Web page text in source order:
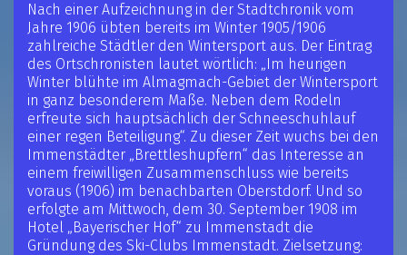
Nach einer Aufzeichnung in der Stadtchronik vom
Jahre 1906 übten bereits im Winter 1905/1906
zahlreiche Städtler den Wintersport aus. Der Eintrag
des Ortschronisten lautet wörtlich: „Im heurigen
Winter blühte im Almagmach-Gebiet der Wintersport
in ganz besonderem Maße. Neben dem Rodeln
erfreute sich hauptsächlich der Schneeschuhlauf
einer regen Beteiligung“. Zu dieser Zeit wuchs bei den
Immenstädter „Brettleshupfern“ das Interesse an
einem freiwilligen Zusammenschluss wie bereits
voraus (1906) im benachbarten Oberstdorf. Und so
erfolgte am Mittwoch, dem 30. September 1908 im
Hotel „Bayerischer Hof“ zu Immenstadt die
Gründung des Ski-Clubs Immenstadt. Zielsetzung: